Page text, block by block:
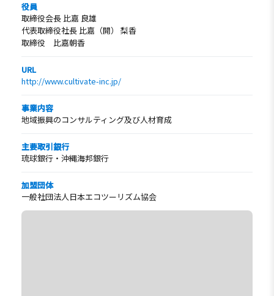
役員
取締役会長 比嘉 良雄
代表取締役社長 比嘉（開） 梨香
取締役 比嘉朝香
URL
http://www.cultivate-inc.jp/
事業内容
地域振興のコンサルティング及び人材育成
主要取引銀行
琉球銀行・沖縄海邦銀行
加盟団体
一般社団法人日本エコツーリズム協会